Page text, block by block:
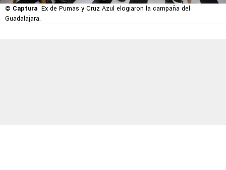
© Captura Ex de Pumas y Cruz Azul elogiaron la campaña del
Guadalajara.